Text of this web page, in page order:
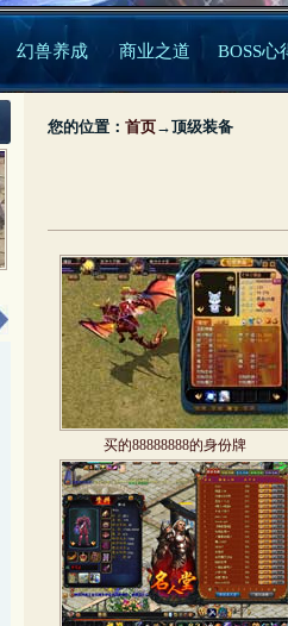
幻兽养成 商业之道 BOSS心
您的位置： 首页→顶级装备
买的88888888的身份牌